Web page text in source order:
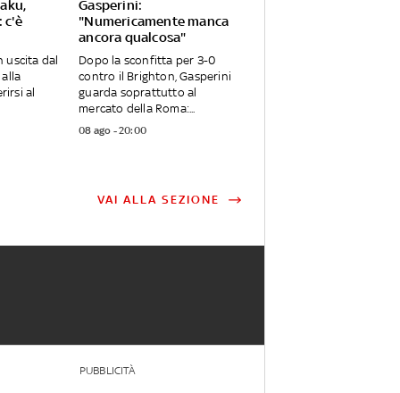
c'è
uscita dal
al
Gasperini:
"Numericamente manca
ancora qualcosa"
Dopo la sconfitta per 3-0
contro il Brighton, Gasperini
guarda soprattutto al
mercato della Roma:...
08 ago - 20:00
VAI ALLA SEZIONE
PUBBLICITÀ